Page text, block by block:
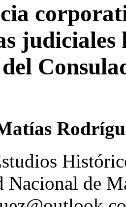
Nacional de